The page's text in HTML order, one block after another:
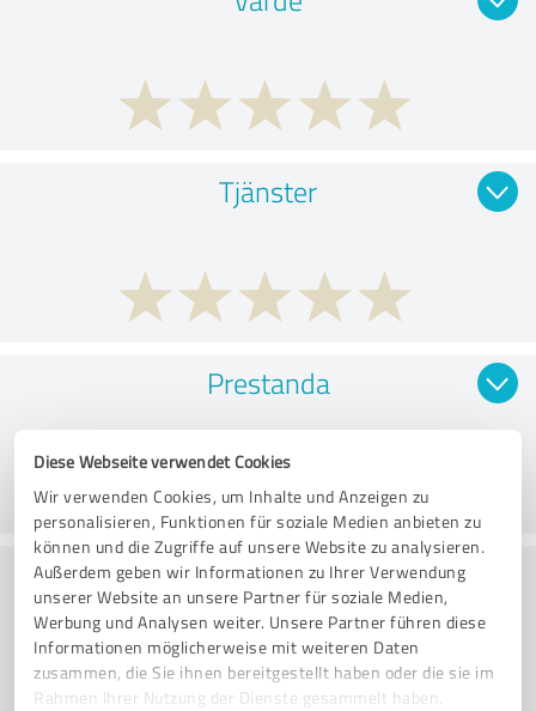
Diese Webseite verwendet Cookies
Wir verwenden Cookies, um Inhalte und Anzeigen zu
personalisieren, Funktionen für soziale Medien anbieten zu
können und die Zugriffe auf unsere Website zu analysieren.
Außerdem geben wir Informationen zu Ihrer Verwendung
unserer Website an unsere Partner für soziale Medien,
Werbung und Analysen weiter. Unsere Partner führen diese
Informationen möglicherweise mit weiteren Daten
zusammen, die Sie ihnen bereitgestellt haben oder die sie im
Rahmen Ihrer Nutzung der Dienste gesammelt haben.
Tjänster
Prestanda
Rådgivning